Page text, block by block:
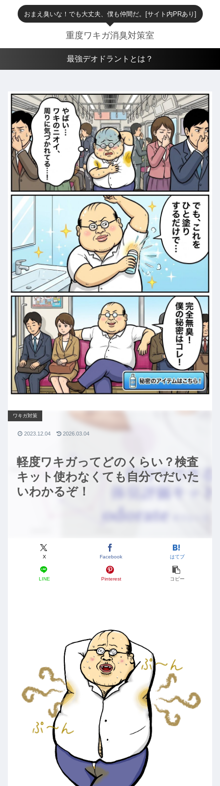
おまえ臭いな！でも大丈夫、僕も仲間だ。[サイト内PRあり]
重度ワキガ消臭対策室
最強デオドラントとは？
軽度ワキガってどのくらい？検査
キット使わなくても自分でだいた
いわかるぞ！
ワキガ対策
X Facebook はてブ
LINE Pinterest コピー
2023.12.04 2026.03.04